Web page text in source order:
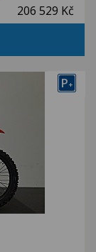
206 529 Kč
P+